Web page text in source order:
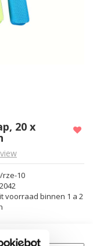
20 x
rze-10
voorraad binnen 1 a 2